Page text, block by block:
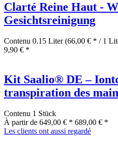
Clarté Reine Haut -
Gesichtsreinigung
Contenu 0.15 Liter(66,00 € * / 1
9,90 € *
Kit Saalio® DE –
transpiration des
Contenu 1 Stück
À partir de 649,00 € * 689,00 € *
Les clients ont aussi regardé